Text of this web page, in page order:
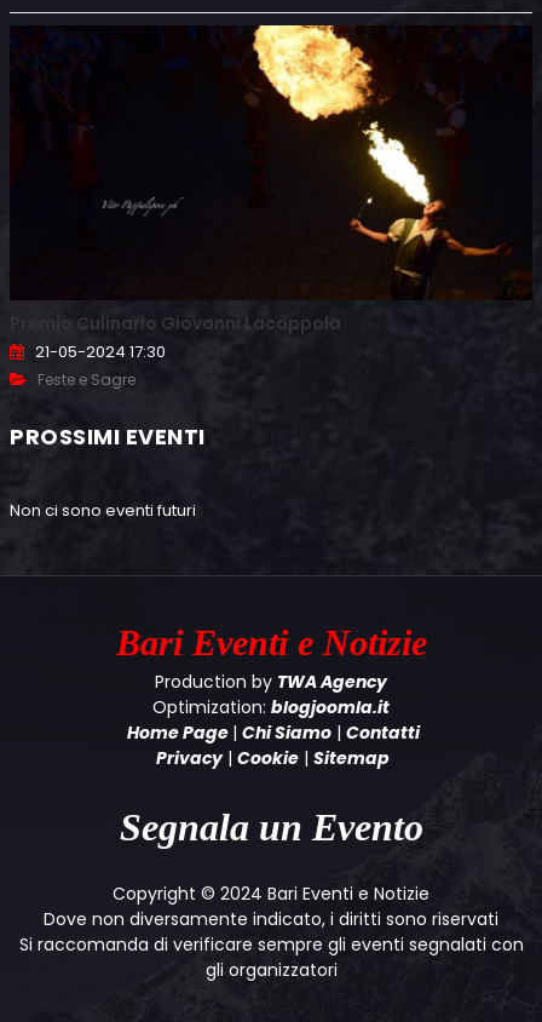
Premio Culinario Giovanni Lacoppola
21-05-2024 17:30
Feste e Sagre
PROSSIMI EVENTI
Non ci sono eventi futuri
Bari Eventi e Notizie
Production by TWA Agency
Optimization: blogjoomla.it
Home Page | Chi Siamo| Contatti
Privacy| Cookie | Sitemap
Segnala un Evento
Copyright © 2024 Bari Eventi e Notizie
Dove non diversamente indicato, i diritti sono riservati
Si raccomanda di verificare sempre gli eventi segnalati con
gli organizzatori